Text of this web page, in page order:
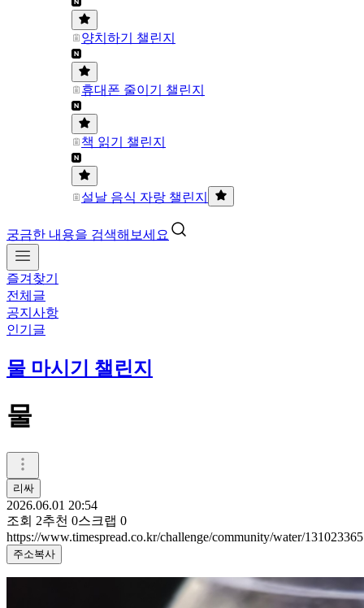
양치하기 챌린지
휴대폰 줄이기 챌린지
책 읽기 챌린지
설날 음식 자랑 챌린지
궁금한 내용을 검색해보세요
즐겨찾기
전체글
공지사항
인기글
물 마시기 챌린지
물
리싸
2026.06.01 20:54
조회 2추천 0스크랩 0
https://www.timespread.co.kr/challenge/community/water/131023365
주소복사